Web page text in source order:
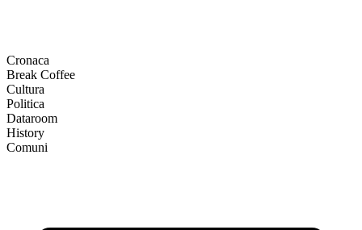
Cronaca
Break Coffee
Cultura
Politica
Dataroom
History
Comuni